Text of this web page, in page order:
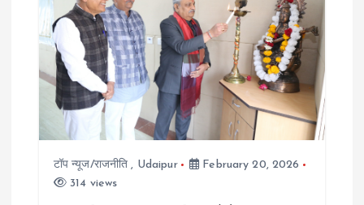
g
a
टॉप न्यूज/राजनीति , Udaipur
February 20, 2026
314 views